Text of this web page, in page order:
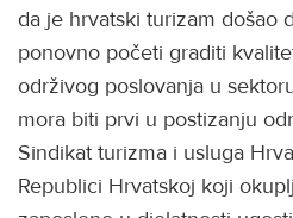
da je hrvatski turizam došao
ponovno početi graditi
održivog poslovanja u
mora biti prvi u postizanju
Sindikat turizma i usluga
Republici Hrvatskoj koji